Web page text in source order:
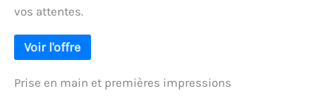
vos attentes.
Prise en main et premières impressions